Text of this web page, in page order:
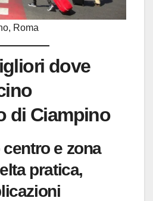
Roma
dove
di Ciampino
e zona
pratica,